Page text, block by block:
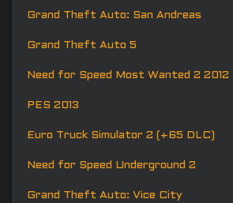
Grand Theft Auto: San Andreas
Grand Theft Auto 5
Need for Speed Most Wanted 2 2012
PES 2013
Euro Truck Simulator 2 (+65 DLC)
Need for Speed Underground 2
Grand Theft Auto: Vice City